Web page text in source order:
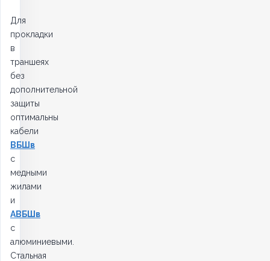
Для
прокладки
в
траншеях
без
дополнительной
защиты
оптимальны
кабели
ВБШв
с
медными
жилами
и
АВБШв
с
алюминиевыми.
Стальная